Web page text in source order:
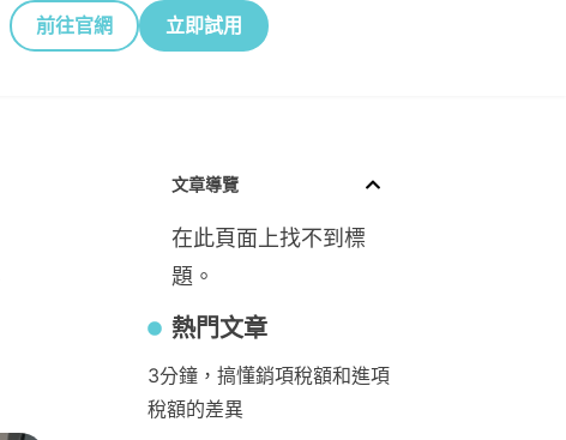
前往官網 立即試用
文章導覽
在此頁面上找不到標
題。
熱門文章
3分鐘，搞懂銷項稅額和進項
稅額的差異